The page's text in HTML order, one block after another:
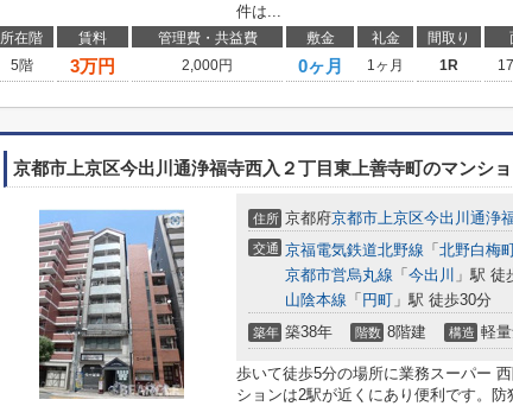
件は...
所在階 賃料 管理費・共益費 敷金 礼金 間取り
5階
3万円 2,000円 0ヶ月 1ヶ月 1R
京都市上京区今出川通浄福寺西入２丁目東上善寺町のマンシ
住所 京都府京都市上京区今出川通浄
交通 京福電気鉄道北野線 「 北野白梅
京都市営烏丸線 「 今出川 」駅 徒
山陰本線 「 円町 」駅 徒歩30分
築年 築38年 階数 8階建 構造 軽
歩いて徒歩5分の場所に業務スーパー
ションは2駅が近くにあり便利です。